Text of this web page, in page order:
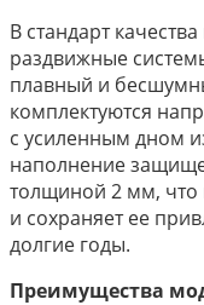
В стандарт
раздвижные
плавный и
комплектуются
с усиленным дном
наполнение
толщиной 2 мм, что
и сохраняет ее
долгие годы.
Преимущества